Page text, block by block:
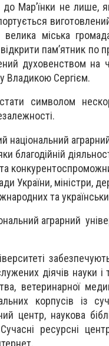
до Мар’їнки не лише,
велика міська
відкрити пам’ятник
духовенством на
Владикою Сергієм.
символом
.
національний
благодійній
України, міністри,
та
аграрний
діячів науки і
ветеринарної
корпусів із
центр, наукова
Сучасні ресурсні